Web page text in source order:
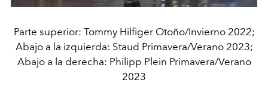
Parte superior: Tommy Hilfiger Otoño/Invierno 2022;
Abajo a la izquierda: Staud Primavera/Verano 2023;
Abajo a la derecha: Philipp Plein Primavera/Verano
2023